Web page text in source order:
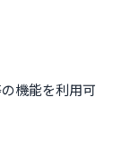
機能を利用可